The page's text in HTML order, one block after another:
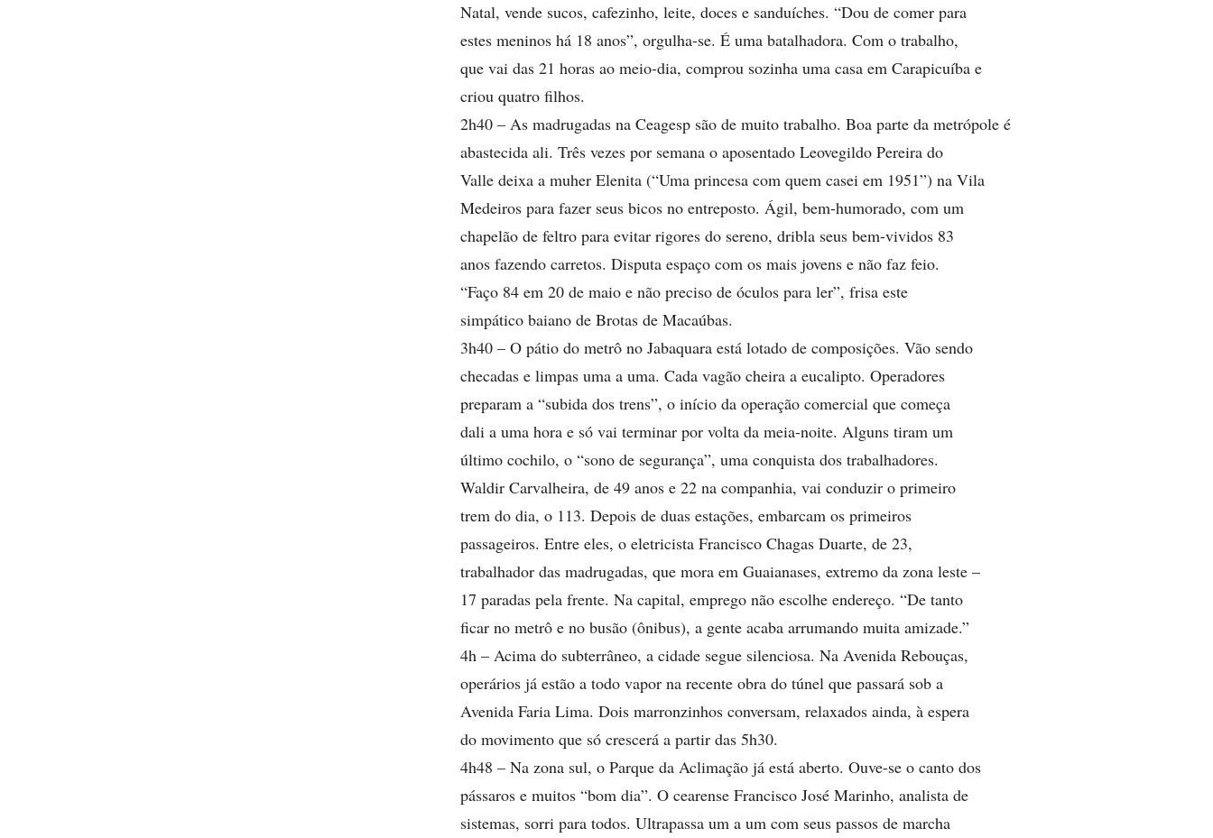
Natal, vende sucos, cafezinho, leite, doces e sanduíches. “Dou de comer para
estes meninos há 18 anos”, orgulha-se. É uma batalhadora. Com o trabalho,
que vai das 21 horas ao meio-dia, comprou sozinha uma casa em Carapicuíba e
criou quatro filhos.
2h40 – As madrugadas na Ceagesp são de muito trabalho. Boa parte da metrópole é
abastecida ali. Três vezes por semana o aposentado Leovegildo Pereira do
Valle deixa a muher Elenita (“Uma princesa com quem casei em 1951”) na Vila
Medeiros para fazer seus bicos no entreposto. Ágil, bem-humorado, com um
chapelão de feltro para evitar rigores do sereno, dribla seus bem-vividos 83
anos fazendo carretos. Disputa espaço com os mais jovens e não faz feio.
“Faço 84 em 20 de maio e não preciso de óculos para ler”, frisa este
simpático baiano de Brotas de Macaúbas.
3h40 – O pátio do metrô no Jabaquara está lotado de composições. Vão sendo
checadas e limpas uma a uma. Cada vagão cheira a eucalipto. Operadores
preparam a “subida dos trens”, o início da operação comercial que começa
dali a uma hora e só vai terminar por volta da meia-noite. Alguns tiram um
último cochilo, o “sono de segurança”, uma conquista dos trabalhadores.
Waldir Carvalheira, de 49 anos e 22 na companhia, vai conduzir o primeiro
trem do dia, o 113. Depois de duas estações, embarcam os primeiros
passageiros. Entre eles, o eletricista Francisco Chagas Duarte, de 23,
trabalhador das madrugadas, que mora em Guaianases, extremo da zona leste –
17 paradas pela frente. Na capital, emprego não escolhe endereço. “De tanto
ficar no metrô e no busão (ônibus), a gente acaba arrumando muita amizade.”
4h – Acima do subterrâneo, a cidade segue silenciosa. Na Avenida Rebouças,
operários já estão a todo vapor na recente obra do túnel que passará sob a
Avenida Faria Lima. Dois marronzinhos conversam, relaxados ainda, à espera
do movimento que só crescerá a partir das 5h30.
4h48 – Na zona sul, o Parque da Aclimação já está aberto. Ouve-se o canto dos
pássaros e muitos “bom dia”. O cearense Francisco José Marinho, analista de
sistemas, sorri para todos. Ultrapassa um a um com seus passos de marcha